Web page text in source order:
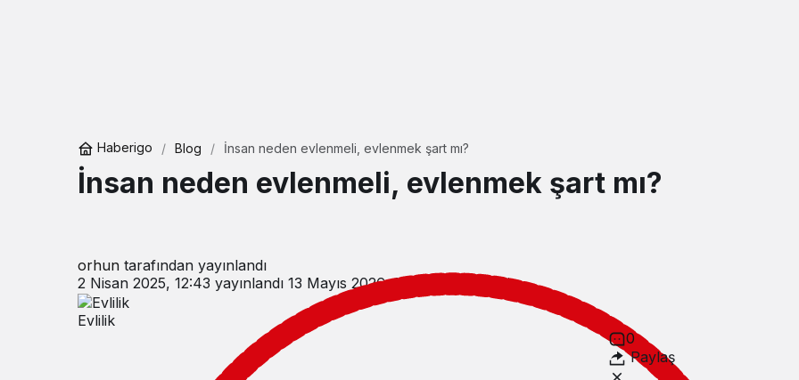
Haberigo Blog İnsan neden evlenmeli, evlenmek şart mı?
İnsan neden evlenmeli, evlenmek şart mı?
orhun tarafından yayınlandı
2 Nisan 2025, 12:43 yayınlandı 13 Mayıs 2026, 18:59 güncellendi
Evlilik
0
Paylaş